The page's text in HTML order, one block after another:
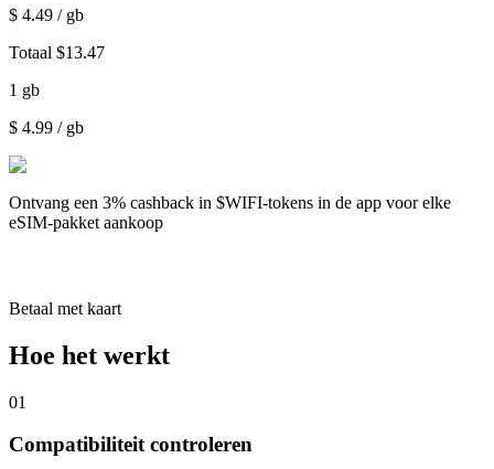
$ 4.49 / gb
Totaal $13.47
1 gb
$ 4.99 / gb
Ontvang een 3% cashback in $WIFI-tokens in de app voor elke
eSIM-pakket aankoop
Betaal met kaart
Hoe het werkt
01
Compatibiliteit controleren